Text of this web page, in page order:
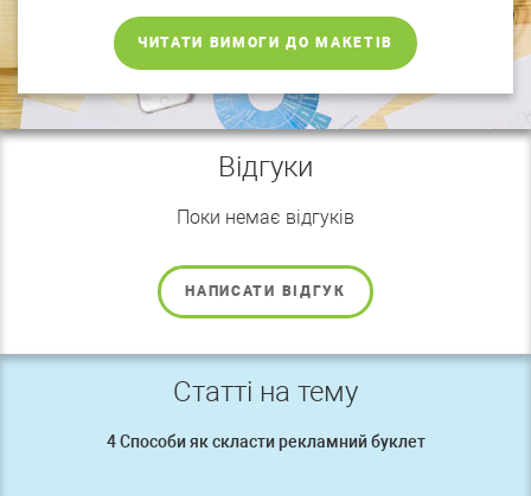
ЧИТАТИ ВИМОГИ ДО МАКЕТІВ
Відгуки
Поки немає відгуків
НАПИСАТИ ВІДГУК
Статті на тему
4 Способи як скласти рекламний буклет